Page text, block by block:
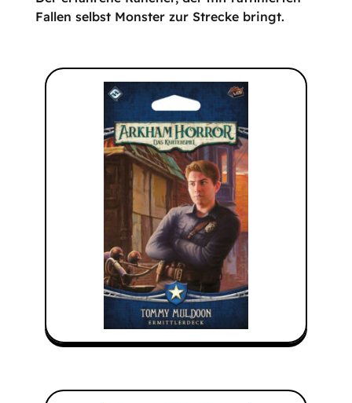
Fallen selbst Monster zur Strecke bringt.